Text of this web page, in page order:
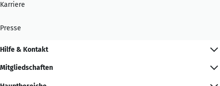
Karriere
Presse
Hilfe & Kontakt
Mitgliedschaften